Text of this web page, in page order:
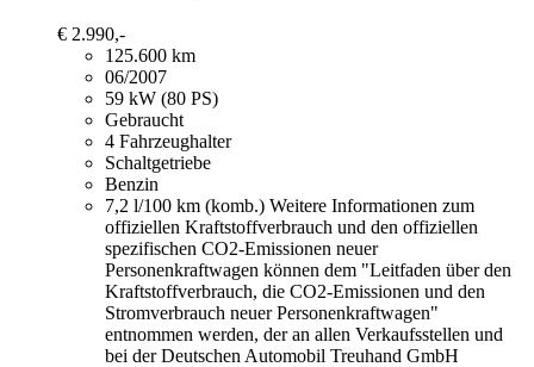
€ 2.990,-
125.600 km
06/2007
59 kW (80 PS)
Gebraucht
4 Fahrzeughalter
Schaltgetriebe
Benzin
7,2 l/100 km (komb.) Weitere Informationen zum
offiziellen Kraftstoffverbrauch und den offiziellen
spezifischen CO2-Emissionen neuer
Personenkraftwagen können dem "Leitfaden über den
Kraftstoffverbrauch, die CO2-Emissionen und den
Stromverbrauch neuer Personenkraftwagen"
entnommen werden, der an allen Verkaufsstellen und
bei der Deutschen Automobil Treuhand GmbH